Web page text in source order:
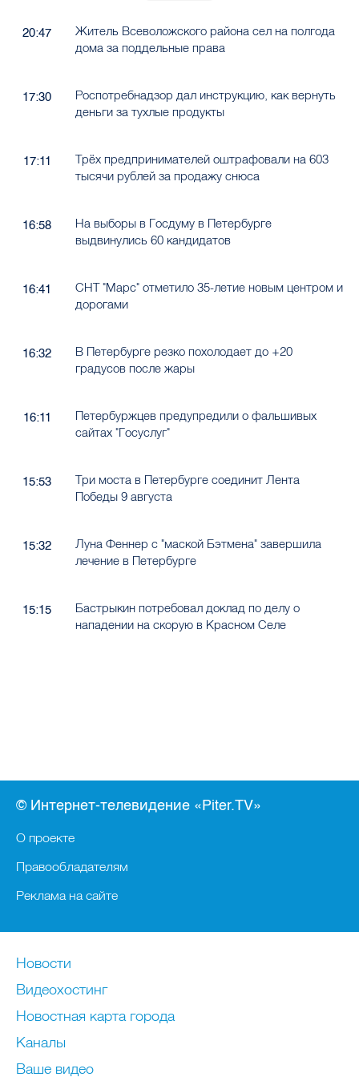
20:47
Житель Всеволожского района сел на полгода
дома за поддельные права
17:30
Роспотребнадзор дал инструкцию, как вернуть
деньги за тухлые продукты
17:11
Трёх предпринимателей оштрафовали на 603
тысячи рублей за продажу снюса
16:58
На выборы в Госдуму в Петербурге
выдвинулись 60 кандидатов
16:41
СНТ "Марс" отметило 35-летие новым центром и
дорогами
16:32
В Петербурге резко похолодает до +20
градусов после жары
16:11
Петербуржцев предупредили о фальшивых
сайтах "Госуслуг"
15:53
Три моста в Петербурге соединит Лента
Победы 9 августа
15:32
Луна Феннер с "маской Бэтмена" завершила
лечение в Петербурге
15:15
Бастрыкин потребовал доклад по делу о
нападении на скорую в Красном Селе
© Интернет-телевидение «Piter.TV»
О проекте
Правообладателям
Реклама на сайте
Новости
Видеохостинг
Новостная карта города
Каналы
Ваше видео